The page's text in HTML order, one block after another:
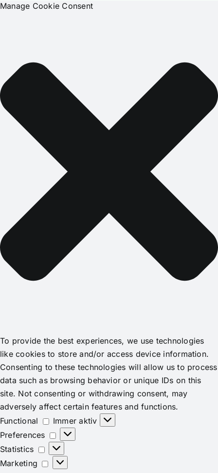
Manage Cookie Consent
To provide the best experiences, we use technologies
like cookies to store and/or access device information.
Consenting to these technologies will allow us to process
data such as browsing behavior or unique IDs on this
site. Not consenting or withdrawing consent, may
adversely affect certain features and functions.
Functional
Functional
Immer aktiv
Preferences
Preferences
Statistics
Statistics
Marketing
Marketing